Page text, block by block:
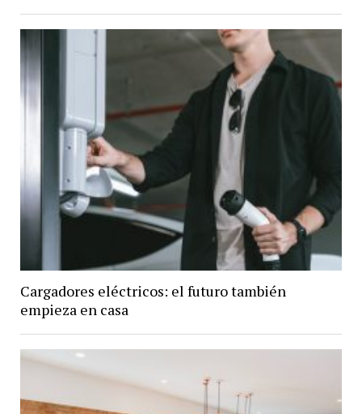
Cargadores eléctricos: el futuro también
empieza en casa